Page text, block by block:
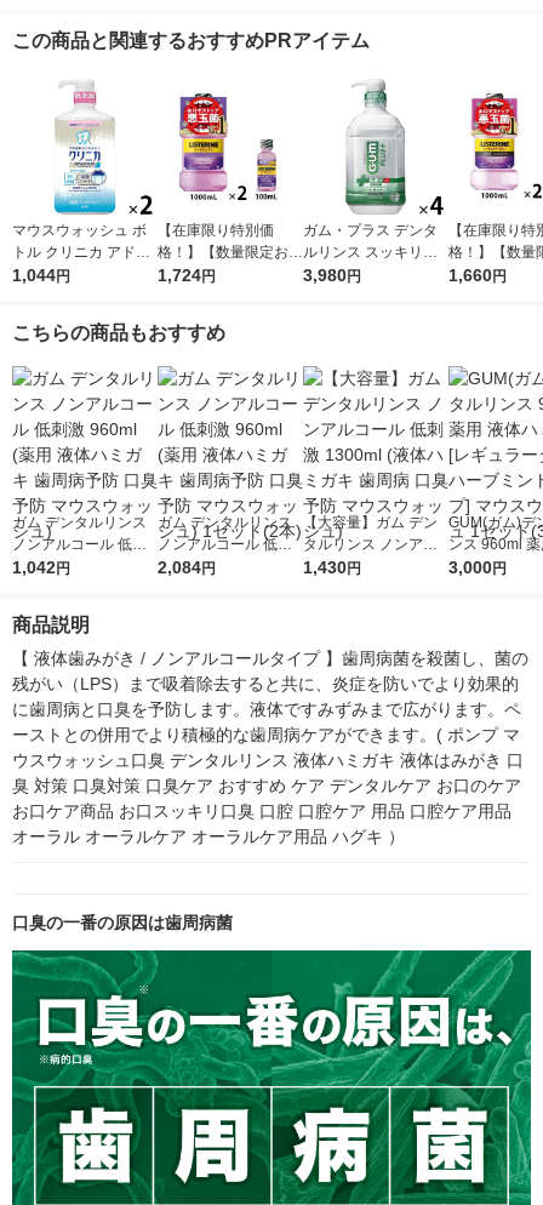
この商品と関連するおすすめPRアイテム
マウスウォッシュ ボ
トル クリニカ アドバ
ンテージ デンタルリ
1セット（2本） ライ
1,044円
【在庫限り特別価
格！】【数量限定お得
セット】リステリン
本 マウスウォッシュ
1,724円
ガム・プラス デンタ
ルリンス スッキリ爽
やかタイプ 900mL サ
3,980円
【在庫限り特
格！】【数量
セット】リス
品
1,660円
こちらの商品もおすすめ
ガム デンタルリンス
ノンアルコール 低刺
激 960ml (薬用 液体ハ
シュ)
1,042円
ガム デンタルリンス
ノンアルコール 低刺
激 960ml (薬用 液体ハ
2,084円
【大容量】ガム デン
タルリンス ノンアル
コール 低刺激 1300ml
1,430円
GUM(ガム)デ
ンス 960ml
ハミガキ [レ
3,000円
商品説明
【 液体歯みがき / ノンアルコールタイプ 】歯周病菌を殺菌し、菌の
残がい（LPS）まで吸着除去すると共に、炎症を防いでより効果的
に歯周病と口臭を予防します。液体ですみずみまで広がります。ペ
ーストとの併用でより積極的な歯周病ケアができます。( ポンプ マ
ウスウォッシュ口臭 デンタルリンス 液体ハミガキ 液体はみがき 口
臭 対策 口臭対策 口臭ケア おすすめ ケア デンタルケア お口のケア
お口ケア商品 お口スッキリ口臭 口腔 口腔ケア 用品 口腔ケア用品
オーラル オーラルケア オーラルケア用品 ハグキ ）
口臭の一番の原因は歯周病菌